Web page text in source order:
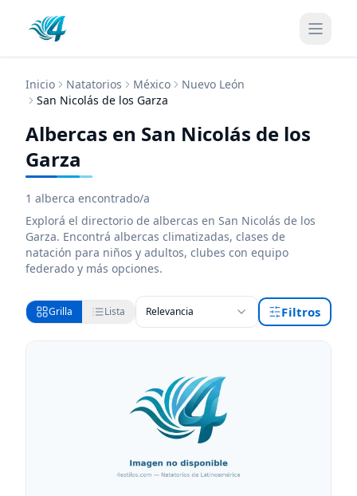
Inicio Natatorios México
Nuevo León
San Nicolás de los Garza
Albercas en San Nicolás de los
Garza
1 alberca encontrado/a
Explorá el directorio de albercas en San Nicolás de los
Garza. Encontrá albercas climatizadas, clases de
natación para niños y adultos, clubes con equipo
federado y más opciones.
Grilla Lista Relevancia Filtros